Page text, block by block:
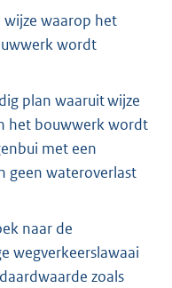
wijze waarop het
wordt
plan waaruit wijze
het bouwwerk wordt
met een
geen wateroverlast
naar de
wegverkeerslawaai
zoals